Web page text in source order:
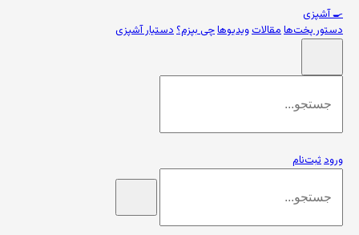
🍳آشپزی
دستور پخت‌هامقالاتویدیوهاچی بپزم؟دستیار آشپزی
ورودثبت‌نام